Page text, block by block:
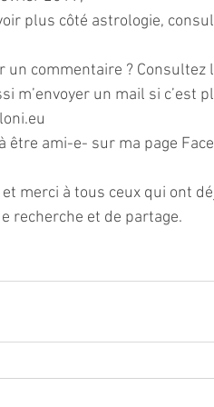
plus côté astrologie,
un commentaire ? Consultez
m’envoyer un mail si c’est
être ami-e- sur ma page
merci à tous ceux qui ont
recherche et de partage.